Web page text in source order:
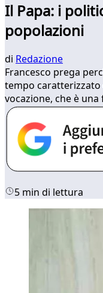
Il Papa: i
popolazioni
di Redazione
Francesco prega
tempo
vocazione, che è
5 min di lettura